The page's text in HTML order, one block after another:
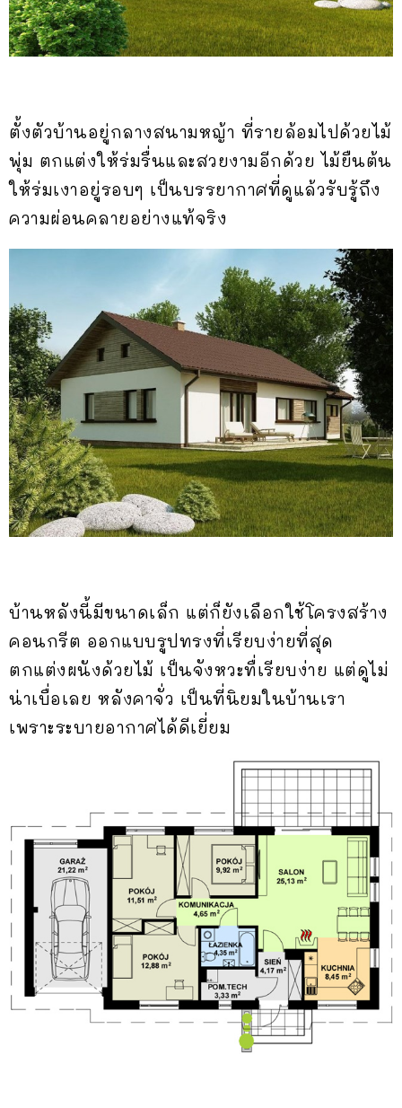
ตั้งตัวบ้านอยู่กลางสนามหญ้า ที่รายล้อมไปด้วยไม้
พุ่ม ตกแต่งให้ร่มรื่นและสวยงามอีกด้วย ไม้ยืนต้น
ให้ร่มเงาอยู่รอบๆ เป็นบรรยากาศที่ดูแล้วรับรู้ถึง
ความผ่อนคลายอย่างแท้จริง
บ้านหลังนี้มีขนาดเล็ก แต่ก็ยังเลือกใช้โครงสร้าง
คอนกรีต ออกแบบรูปทรงที่เรียบง่ายที่สุด
ตกแต่งผนังด้วยไม้ เป็นจังหวะทื่เรียบง่าย แต่ดูไม่
น่าเบื่อเลย หลังคาจั่ว เป็นที่นิยมในบ้านเรา
เพราะระบายอากาศได้ดีเยี่ยม